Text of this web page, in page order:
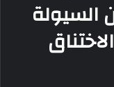
السيولة